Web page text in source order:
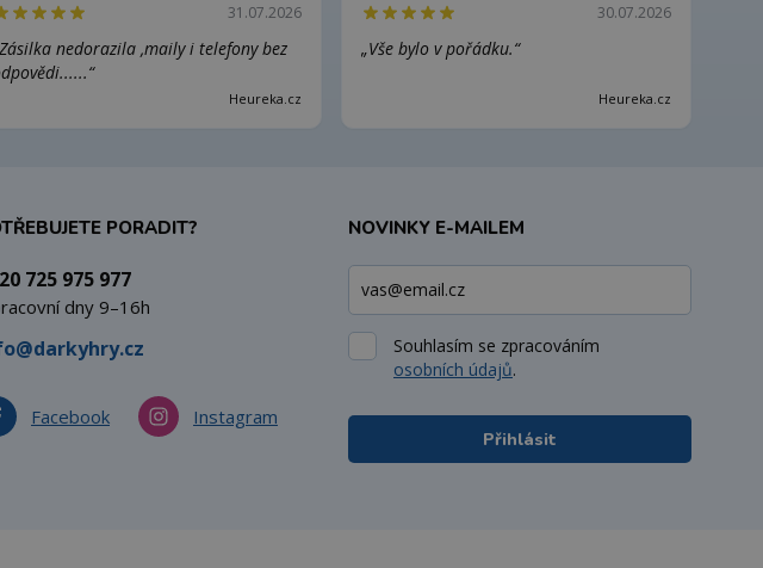
31.07.2026
nedorazila ,maily i telefony bez
Heureka.cz
30.07.2026
„Vše bylo v pořádku.“
Heureka.cz
PORADIT?
725 975 977
dny 9–16h
Facebook Instagram
NOVINKY E-MAILEM
Souhlasím se zpracováním
osobních údajů.
Přihlásit